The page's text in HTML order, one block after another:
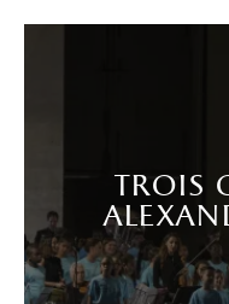
trois